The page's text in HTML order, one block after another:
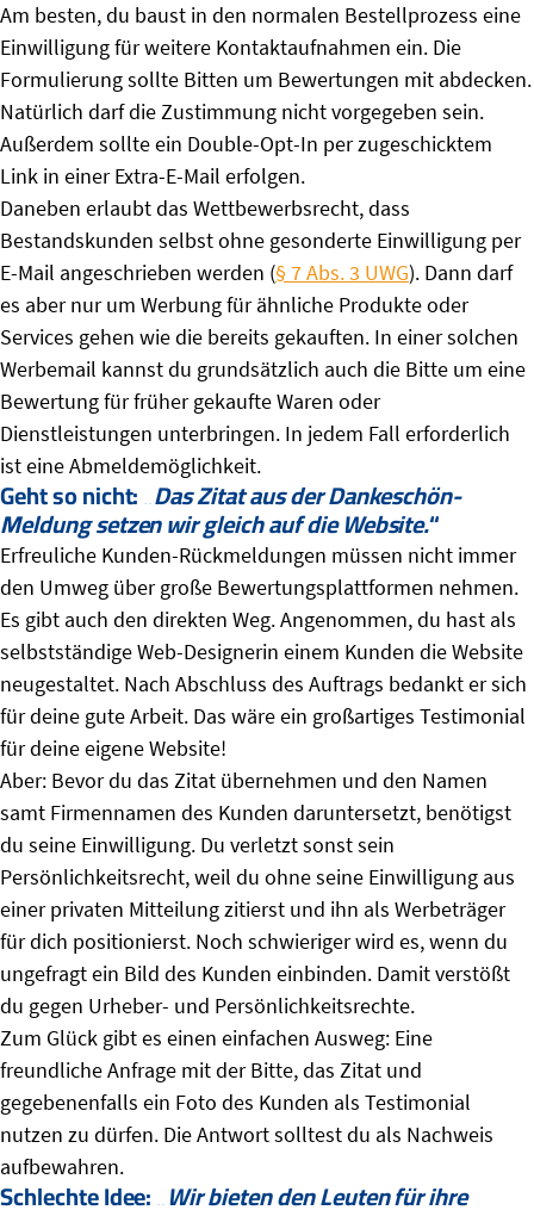
Am besten, du baust in den normalen Bestellprozess eine
Einwilligung für weitere Kontaktaufnahmen ein. Die
Formulierung sollte Bitten um Bewertungen mit abdecken.
Natürlich darf die Zustimmung nicht vorgegeben sein.
Außerdem sollte ein Double-Opt-In per zugeschicktem
Link in einer Extra-E-Mail erfolgen.
Daneben erlaubt das Wettbewerbsrecht, dass
Bestandskunden selbst ohne gesonderte Einwilligung per
E-Mail angeschrieben werden (§ 7 Abs. 3 UWG). Dann darf
es aber nur um Werbung für ähnliche Produkte oder
Services gehen wie die bereits gekauften. In einer solchen
Werbemail kannst du grundsätzlich auch die Bitte um eine
Bewertung für früher gekaufte Waren oder
Dienstleistungen unterbringen. In jedem Fall erforderlich
ist eine Abmeldemöglichkeit.
Geht so nicht: „Das Zitat aus der Dankeschön-
Meldung setzen wir gleich auf die Website.“
Erfreuliche Kunden-Rückmeldungen müssen nicht immer
den Umweg über große Bewertungsplattformen nehmen.
Es gibt auch den direkten Weg. Angenommen, du hast als
selbstständige Web-Designerin einem Kunden die Website
neugestaltet. Nach Abschluss des Auftrags bedankt er sich
für deine gute Arbeit. Das wäre ein großartiges Testimonial
für deine eigene Website!
Aber: Bevor du das Zitat übernehmen und den Namen
samt Firmennamen des Kunden daruntersetzt, benötigst
du seine Einwilligung. Du verletzt sonst sein
Persönlichkeitsrecht, weil du ohne seine Einwilligung aus
einer privaten Mitteilung zitierst und ihn als Werbeträger
für dich positionierst. Noch schwieriger wird es, wenn du
ungefragt ein Bild des Kunden einbinden. Damit verstößt
du gegen Urheber- und Persönlichkeitsrechte.
Zum Glück gibt es einen einfachen Ausweg: Eine
freundliche Anfrage mit der Bitte, das Zitat und
gegebenenfalls ein Foto des Kunden als Testimonial
nutzen zu dürfen. Die Antwort solltest du als Nachweis
aufbewahren.
Schlechte Idee: „Wir bieten den Leuten für ihre